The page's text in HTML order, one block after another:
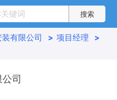
有限公司 > 项目经理
>
司